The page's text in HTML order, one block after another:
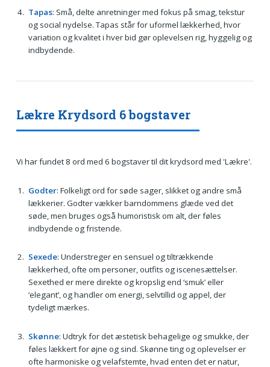
Tapas: Små, delte anretninger med fokus på smag, tekstur
og social nydelse. Tapas står for uformel lækkerhed, hvor
variation og kvalitet i hver bid gør oplevelsen rig, hyggelig og
indbydende.
Lækre Krydsord 6 bogstaver
Vi har fundet 8 ord med 6 bogstaver til dit krydsord med 'Lækre'.
Godter: Folkeligt ord for søde sager, slikket og andre små
lækkerier. Godter vækker barndommens glæde ved det
søde, men bruges også humoristisk om alt, der føles
indbydende og fristende.
Sexede: Understreger en sensuel og tiltrækkende
lækkerhed, ofte om personer, outfits og iscenesættelser.
Sexethed er mere direkte og kropslig end ‘smuk’ eller
‘elegant’, og handler om energi, selvtillid og appel, der
tydeligt mærkes.
Skønne: Udtryk for det æstetisk behagelige og smukke, der
føles lækkert for øjne og sind. Skønne ting og oplevelser er
ofte harmoniske og velafstemte, hvad enten det er natur,